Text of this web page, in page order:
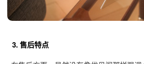
3. 售后特点